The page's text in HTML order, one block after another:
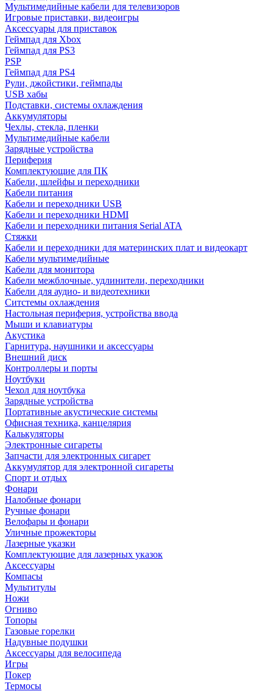
Мультимедийные кабели для телевизоров
Игровые приставки, видеоигры
Аксессуары для приставок
Геймпад для Xbox
Геймпад для PS3
PSP
Геймпад для PS4
Рули, джойстики, геймпады
USB хабы
Подставки, системы охлаждения
Аккумуляторы
Чехлы, стекла, пленки
Мультимедийные кабели
Зарядные устройства
Периферия
Комплектующие для ПК
Кабели, шлейфы и переходники
Кабели питания
Кабели и переходники USB
Кабели и переходники HDMI
Кабели и переходники питания Serial ATA
Стяжки
Кабели и переходники для материнских плат и видеокарт
Кабели мультимедийные
Кабели для монитора
Кабели межблочные, удлинители, переходники
Кабели для аудио- и видеотехники
Ситстемы охлаждения
Настольная периферия, устройства ввода
Мыши и клавиатуры
Акустика
Гарнитура, наушники и аксессуары
Внешний диск
Контроллеры и порты
Ноутбуки
Чехол для ноутбука
Зарядные устройства
Портативные акустические системы
Офисная техника, канцелярия
Калькуляторы
Электронные сигареты
Запчасти для электронных сигарет
Аккумулятор для электронной сигареты
Спорт и отдых
Фонари
Налобные фонари
Ручные фонари
Велофары и фонари
Уличные прожекторы
Лазерные указки
Комплектующие для лазерных указок
Аксессуары
Компасы
Мультитулы
Ножи
Огниво
Топоры
Газовые горелки
Надувные подушки
Аксессуары для велосипеда
Игры
Покер
Термосы